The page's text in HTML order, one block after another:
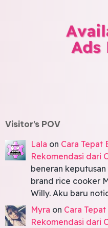
Visitor’s POV
Lala on Cara Tepat
Rekomendasi dari
beneran
brand rice cooker
Willy. Aku baru
Myra on Cara
Rekomendasi dari